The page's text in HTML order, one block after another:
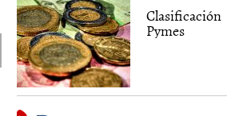
Clasificación
Pymes